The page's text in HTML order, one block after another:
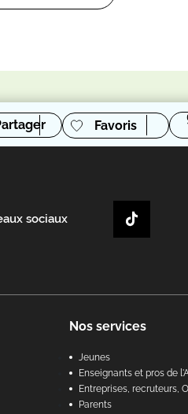
Favoris
sociaux
Nos services
Jeunes
Enseignants et pros de
Entreprises, recruteurs,
Parents